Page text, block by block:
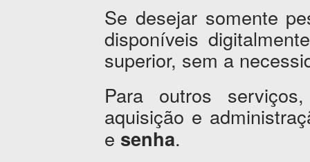
Se desejar somente
disponíveis
superior, sem a
Para outros
aquisição e
e senha.